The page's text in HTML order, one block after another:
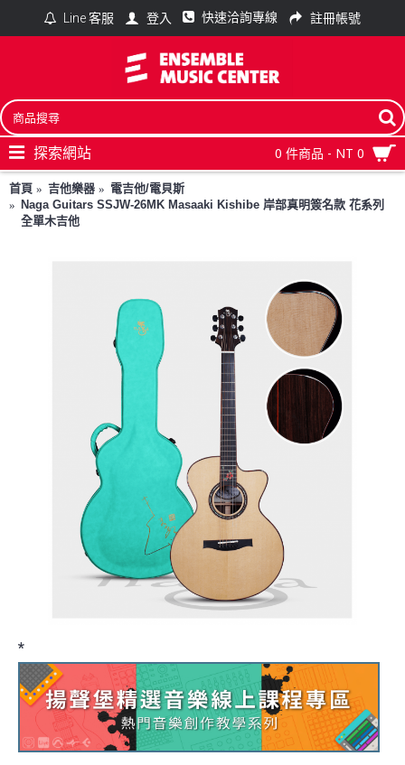
Line 客服 登入 快速洽詢專線 註冊帳號
0 件商品 - NT 0
探索網站
首頁 吉他樂器
電吉他/電貝斯
Naga Guitars SSJW-26MK Masaaki Kishibe 岸部真明簽名款 花系列
全單木吉他
*